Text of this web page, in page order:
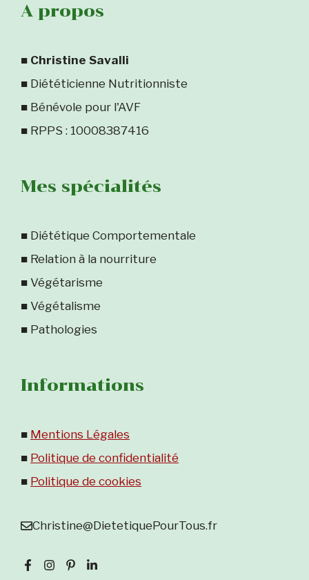
A propos
■ Christine Savalli
■ Diététicienne Nutritionniste
■ Bénévole pour l'AVF
■ RPPS : 10008387416
Mes spécialités
■ Diététique Comportementale
■ Relation à la nourriture
■ Végétarisme
■ Végétalisme
■ Pathologies
Informations
■ Mentions Légales
■ Politique de confidentialité
■ Politique de cookies
Christine@DietetiquePourTous.fr